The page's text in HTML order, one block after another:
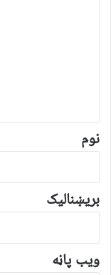
*
نوم
بریښنالیک
ویب پاڼه